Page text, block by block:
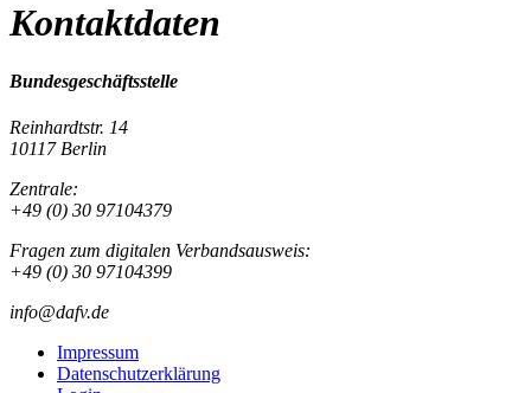
Kontaktdaten
Bundesgeschäftsstelle
Reinhardtstr. 14
10117 Berlin
Zentrale:
+49 (0) 30 97104379
Fragen zum digitalen Verbandsausweis:
+49 (0) 30 97104399
info@dafv.de
Impressum
Datenschutzerklärung